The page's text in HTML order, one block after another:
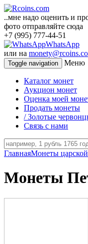
..мне надо оценить и
фото отправляйте сюда
+7 (995) 777-
WhatsApp
или на
Toggle navigation Меню
Каталог монет
Аукцион монет
Оценка моей
Продать монеты
/ Золотые
Связь с нами
ГлавнаяМонеты
Монеты